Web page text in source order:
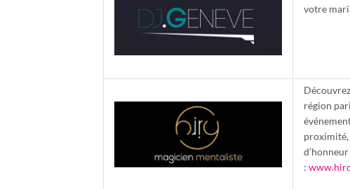
votre
région
proximité,
: